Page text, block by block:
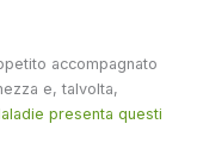
accompagnato
e, talvolta,
presenta questi